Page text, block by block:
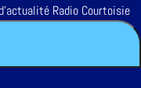
Radio Courtoisie